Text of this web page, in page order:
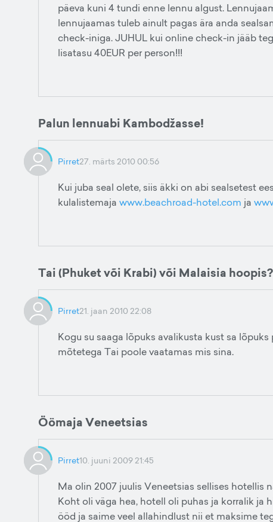
päeva kuni 4 tundi enne lennu algust.
lennujaamas tuleb ainult pagas ära anda
check-iniga. JUHUL kui online check-in jääb
lisatasu 40EUR per person!!!
Palun lennuabi Kambodžasse!
Pirret27. märts 2010 00:56
Kui juba seal olete, siis äkki on abi sealsetest
kulalistemaja www.beachroad-hotel.com ja
Tai (Phuket või Krabi) või Malaisia hoopis?
Pirret21. jaan 2010 22:08
Kogu su saaga lõpuks avalikusta kust sa
mõtetega Tai poole vaatamas mis sina.
Öömaja Veneetsias
Pirret10. juuni 2009 21:45
Ma olin 2007 juulis Veneetsias sellises hotellis
Koht oli väga hea, hotell oli puhas ja korralik ja
ööd ja saime veel allahindlust nii et maksime